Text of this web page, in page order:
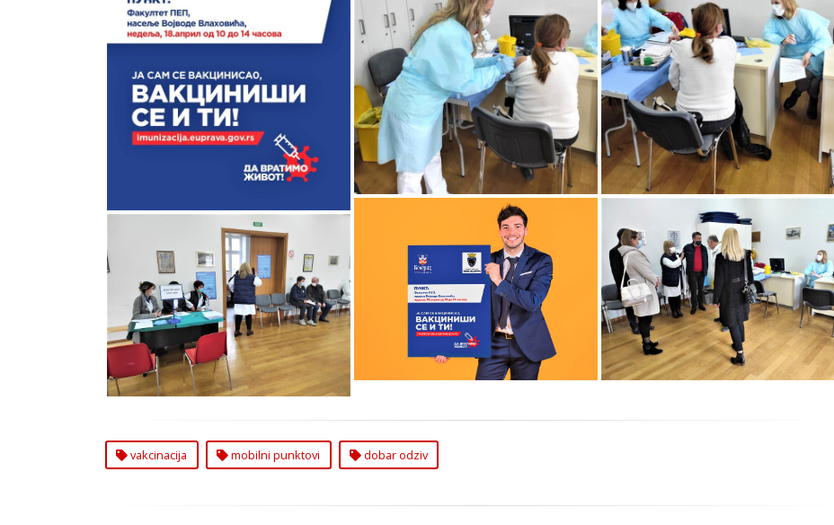
Na Mobilnim Punktovima na
Zvezdari Dobar Odziv na
Na Mobilnim Punktovima na
Zvezdari Dobar Odziv na
Vakcinaciju
Na Mobilnim Punktovima na
Zvezdari Dobar Odziv na
Vakcinaciju
Na Mobilnim Punktovima na
Zvezdari Dobar Odziv na
Vakcinaciju
Na Mobilnim Punktovima na
Zvezdari Dobar Odziv na
Vakcinaciju
Na Mobilnim Punktovima na
Zvezdari Dobar Odziv na
Vakcinaciju
vakcinacija mobilni punktovi dobar odziv